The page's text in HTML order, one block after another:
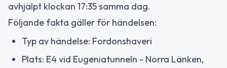
avhjälpt klockan 17:35 samma dag.
Följande fakta gäller för händelsen:
Typ av händelse: Fordonshaveri
Plats: E4 vid Eugeniatunneln - Norra Länken,